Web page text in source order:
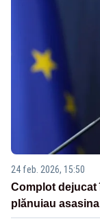
24 feb. 2026, 15:50
Complot dejucat
plănuiau